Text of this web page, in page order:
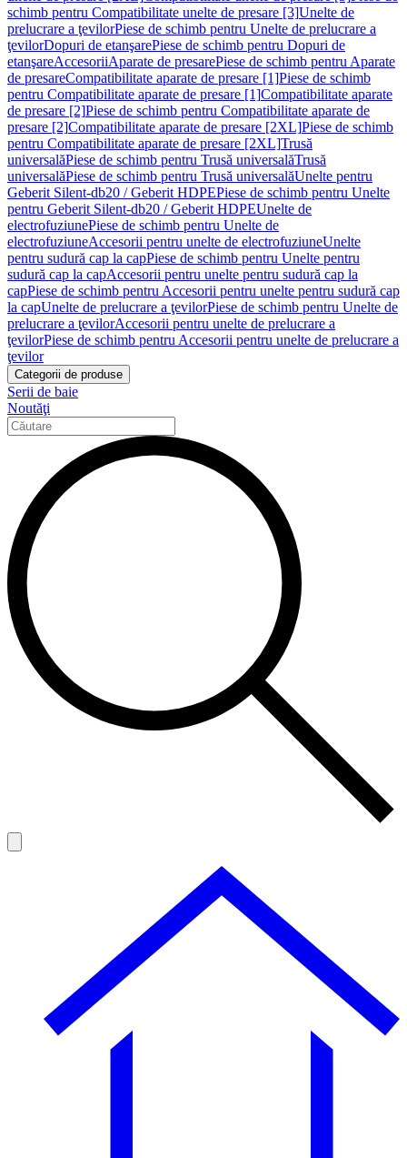
schimb pentru Compatibilitate unelte de presare [3]Unelte de
prelucrare a ţevilorPiese de schimb pentru Unelte de prelucrare a
ţevilorDopuri de etanşarePiese de schimb pentru Dopuri de
etanşareAccesoriiAparate de presarePiese de schimb pentru Aparate
de presareCompatibilitate aparate de presare [1]Piese de schimb
pentru Compatibilitate aparate de presare [1]Compatibilitate aparate
de presare [2]Piese de schimb pentru Compatibilitate aparate de
presare [2]Compatibilitate aparate de presare [2XL]Piese de schimb
pentru Compatibilitate aparate de presare [2XL]Trusă
universalăPiese de schimb pentru Trusă universalăTrusă
universalăPiese de schimb pentru Trusă universalăUnelte pentru
Geberit Silent-db20 / Geberit HDPEPiese de schimb pentru Unelte
pentru Geberit Silent-db20 / Geberit HDPEUnelte de
electrofuziunePiese de schimb pentru Unelte de
electrofuziuneAccesorii pentru unelte de electrofuziuneUnelte
pentru sudură cap la capPiese de schimb pentru Unelte pentru
sudură cap la capAccesorii pentru unelte pentru sudură cap la
capPiese de schimb pentru Accesorii pentru unelte pentru sudură cap
la capUnelte de prelucrare a ţevilorPiese de schimb pentru Unelte de
prelucrare a ţevilorAccesorii pentru unelte de prelucrare a
ţevilorPiese de schimb pentru Accesorii pentru unelte de prelucrare a
ţevilor
Categorii de produse
Serii de baie
Noutăţi